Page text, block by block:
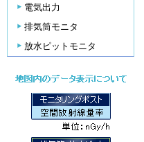
電気出力
排気筒モニタ
放水ピットモニタ